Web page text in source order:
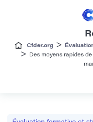
Cfder.org >
>
Des moyens rapides